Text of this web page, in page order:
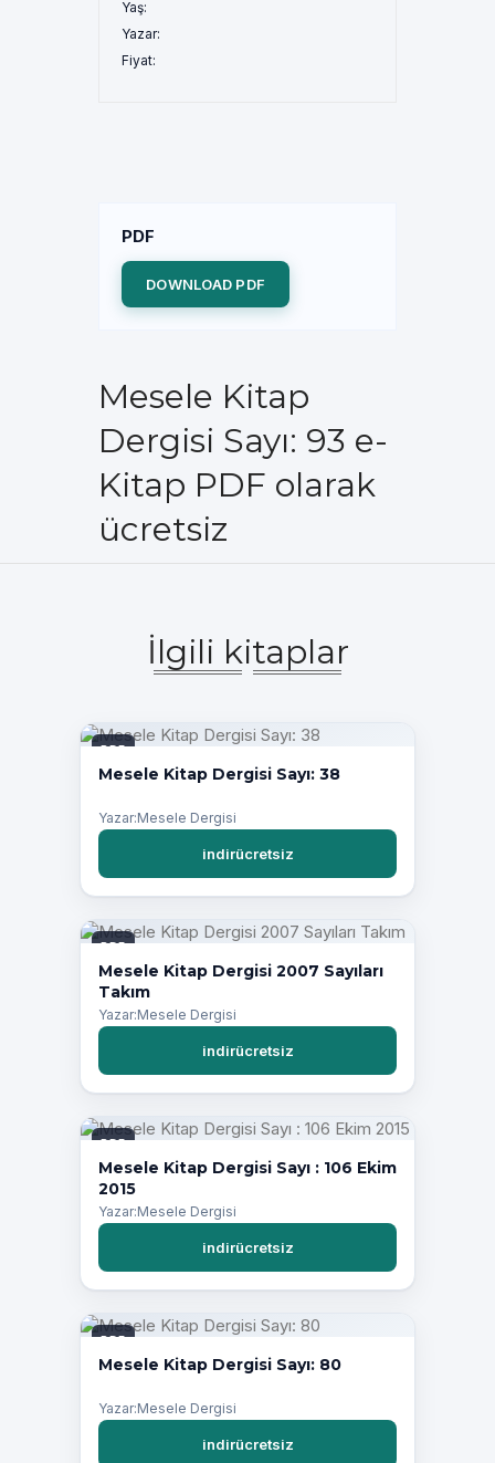
Yaş:
Yazar:
Fiyat:
PDF
DOWNLOAD PDF
Mesele Kitap
Dergisi Sayı: 93 e-
Kitap PDF olarak
ücretsiz
İlgili kitaplar
PDF
Mesele Kitap Dergisi Sayı: 38
Yazar:Mesele Dergisi
indirücretsiz
PDF
Mesele Kitap Dergisi 2007 Sayıları
Takım
Yazar:Mesele Dergisi
indirücretsiz
PDF
Mesele Kitap Dergisi Sayı : 106 Ekim
2015
Yazar:Mesele Dergisi
indirücretsiz
PDF
Mesele Kitap Dergisi Sayı: 80
Yazar:Mesele Dergisi
indirücretsiz